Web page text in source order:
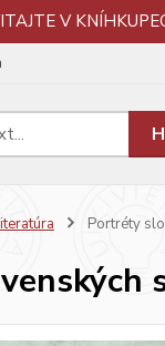
V
Portréty